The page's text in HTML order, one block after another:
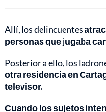
Allí, los delincuentes
personas que jugaba
Posterior a ello, los
otra residencia en
televisor.
Cuando los sujetos